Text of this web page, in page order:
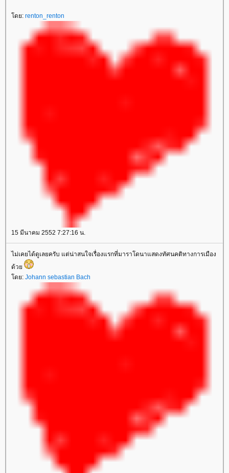
ดย: renton_renton
15 มีนาคม 2552 7:27:16 น.
ไม่เคยได้ดูเลยครับ แต่น่าสนใจเรื่องแรกที่มาราโดนาแสดงทัศนคติทางการเมือง
ด้ว
ดย: Johann sebastian Bach